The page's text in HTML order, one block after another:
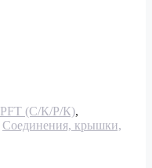
PFT (С/К/Р/К),
Соединения, крышки,